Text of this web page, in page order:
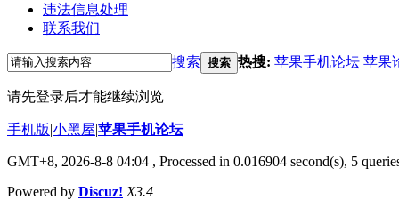
违法信息处理
联系我们
搜索 搜索 热搜: 苹果手机论坛 苹果
请先登录后才能继续浏览
手机版|小黑屋|苹果手机论坛
GMT+8, 2026-8-8 04:04 , Processed in 0.016904 second(s), 5
Powered by Discuz! X3.4